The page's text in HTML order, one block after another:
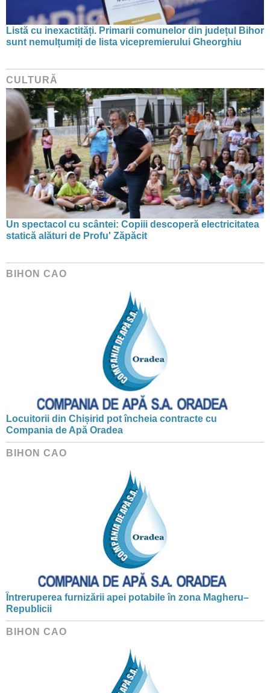
Listă cu inexactități. Primarii comunelor din județul Bihor
sunt nemulțumiți de lista vicepremierului Gheorghiu
CULTURĂ
Un spectacol cu scântei: Copiii descoperă electricitatea
statică alături de Profu' Zăpăcit
BIHON CAO
Locuitorii din Chișirid pot încheia contracte cu
Compania de Apă Oradea
BIHON CAO
Întreruperea furnizării apei potabile în zona Magheru–
Republicii
BIHON CAO